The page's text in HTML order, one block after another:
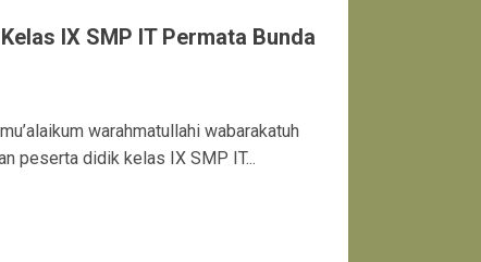
IX SMP IT Permata Bunda
warahmatullahi wabarakatuh
peserta didik kelas IX SMP IT...